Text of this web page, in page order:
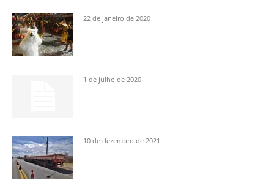
22 de janeiro de 2020
1 de julho de 2020
10 de dezembro de 2021